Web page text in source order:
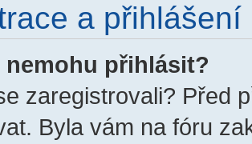
a přihlášení
nemohu přihlásit?
zaregistrovali? Před
Byla vám na fóru